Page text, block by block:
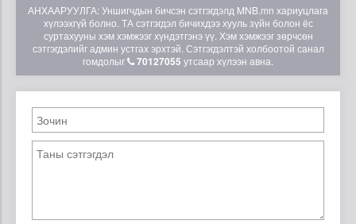
АНХААРУУЛГА: Уншигчдын бичсэн сэтгэгдэлд MNB.mn хариуцлага
хүлээхгүй болно. ТА сэтгэгдэл бичихдээ хууль зүйн болон ёс
суртахууны хэм хэмжээг хүндэтгэнэ үү. Хэм хэмжээг зөрчсөн
сэтгэгдэлийг админ устгах эрхтэй. Сэтгэгдэлтэй холбоотой санал
гомдолыг
70127055 утсаар хүлээн авна.